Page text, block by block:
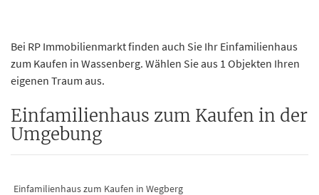
Bei RP Immobilienmarkt finden auch Sie Ihr Einfamilienhaus
zum Kaufen in Wassenberg. Wählen Sie aus 1 Objekten Ihren
eigenen Traum aus.
Einfamilienhaus zum Kaufen in der
Umgebung
Einfamilienhaus zum Kaufen in Wegberg